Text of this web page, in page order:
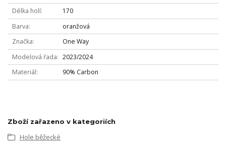
Délka holí
170
Barva
oranžová
Značka
One Way
Modelová řada
2023/2024
Materiál
90% Carbon
Zboží zařazeno v kategoriích
Hole běžecké